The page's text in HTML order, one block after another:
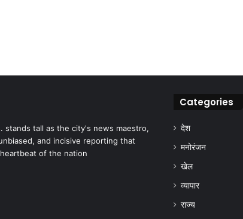
stands tall as the city's news maestro,
and incisive reporting that
of the nation
Categories
देश
मनोरंजन
खेल
व्यापार
राज्य